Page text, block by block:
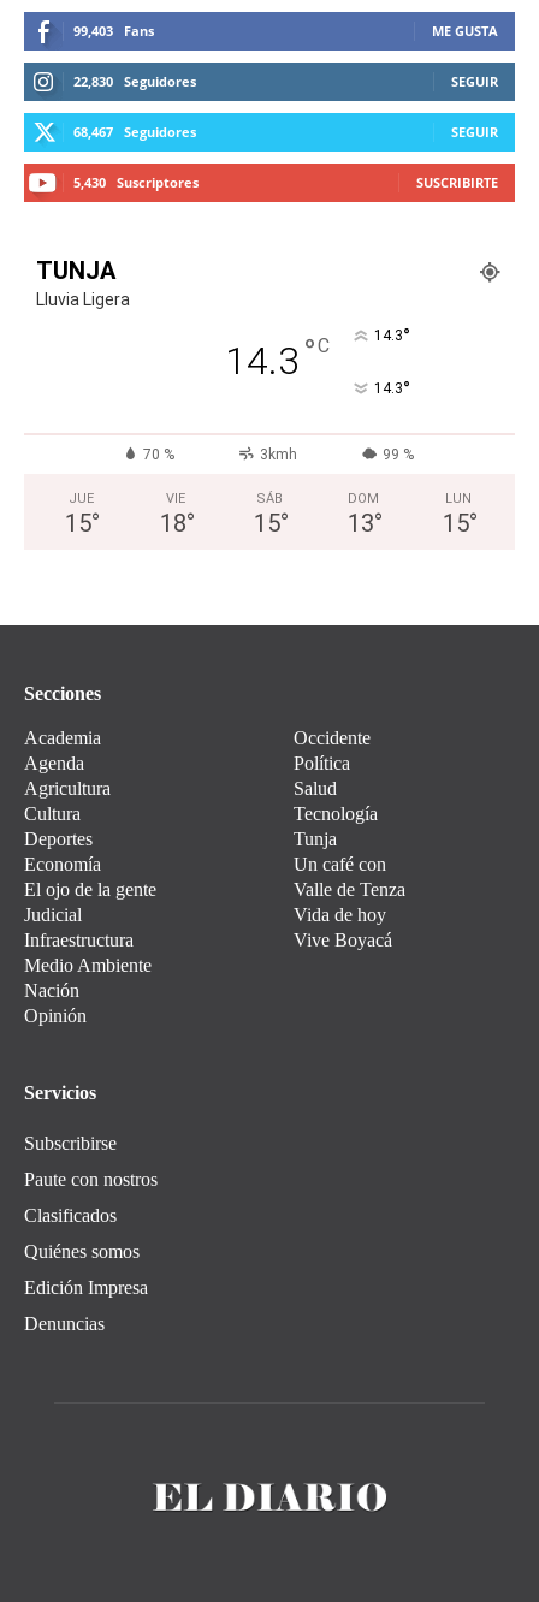
99,403 Fans ME GUSTA
22,830 Seguidores SEGUIR
68,467 Seguidores SEGUIR
5,430 Suscriptores SUSCRIBIRTE
TUNJA
Lluvia Ligera
14.3 °C 14.3°
14.3°
70 % 3kmh 99 %
JUE
15°
VIE
18°
SÁB
15°
DOM
13°
LUN
15°
Secciones
Academia
Agenda
Agricultura
Cultura
Deportes
Economía
El ojo de la gente
Judicial
Infraestructura
Medio Ambiente
Nación
Opinión
Occidente
Política
Salud
Tecnología
Tunja
Un café con
Valle de Tenza
Vida de hoy
Vive Boyacá
Servicios
Subscribirse
Paute con nostros
Clasificados
Quiénes somos
Edición Impresa
Denuncias